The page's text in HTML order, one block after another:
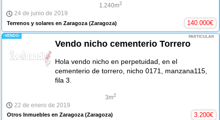
1.240m2
24 de junio de 2019
Terrenos y solares en Zaragoza (Zaragoza) 140.000€
-VENDO- PARTICULAR
Vendo nicho cementerio Torrero
Hola vendo nicho en perpetuidad, en el
cementerio de torrero, nicho 0171, manzana115,
fila 3.
3m2
22 de enero de 2019
Otros Inmuebles en Zaragoza (Zaragoza) 3.200€